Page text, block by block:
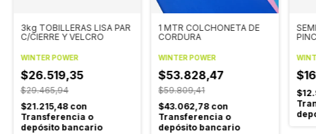
3kg TOBILLERAS LISA PAR
C/CIERRE Y VELCRO
WINTER POWER
$26.519,35
$29.465,94
$21.215,48 con
Transferencia o
depósito bancario
1 MTR COLCHONETA DE
CORDURA
WINTER POWER
$53.828,47
$59.809,41
$43.062,78 con
Transferencia o
depósito bancario